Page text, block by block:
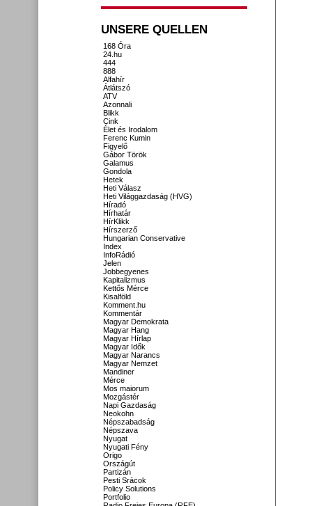
UNSERE QUELLEN
168 Óra
24.hu
444
888
Alfahír
Átlátszó
ATV
Azonnali
Blikk
Cink
Élet és Irodalom
Ferenc Kumin
Figyelő
Gábor Török
Galamus
Gondola
Hetek
Heti Válasz
Heti Világgazdaság (HVG)
Híradó
Hírhatár
HírKlikk
Hírszerző
Hungarian Conservative
Index
InfoRádió
Jelen
Jobbegyenes
Kapitalizmus
Kettős Mérce
Kisalföld
Komment.hu
Kommentár
Magyar Demokrata
Magyar Hang
Magyar Hírlap
Magyar Idők
Magyar Narancs
Magyar Nemzet
Mandiner
Mérce
Mos maiorum
Mozgástér
Napi Gazdaság
Neokohn
Népszabadság
Népszava
Nyugat
Nyugati Fény
Origo
Országút
Partizán
Pesti Srácok
Policy Solutions
Portfolio